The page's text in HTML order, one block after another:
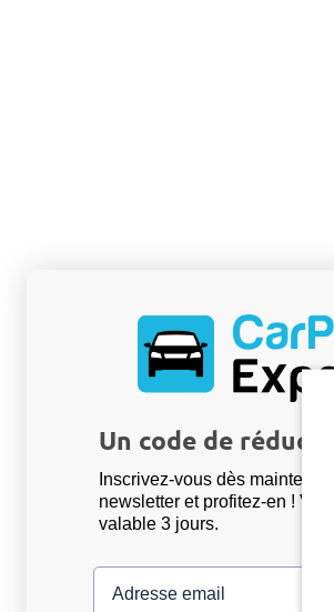
Un code de
Inscrivez-vous dès
newsletter et profitez-en !
valable 3 jours.
Adresse email